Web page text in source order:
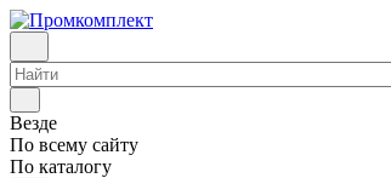
Везде
По всему сайту
По каталогу